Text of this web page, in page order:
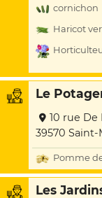
cornichon
Haricot
Le
10 rue De
39570 Saint-
Pomme
Les